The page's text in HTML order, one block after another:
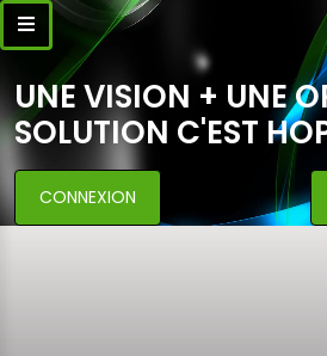
UNE VISION + UNE
SOLUTION C'EST
CONNEXION